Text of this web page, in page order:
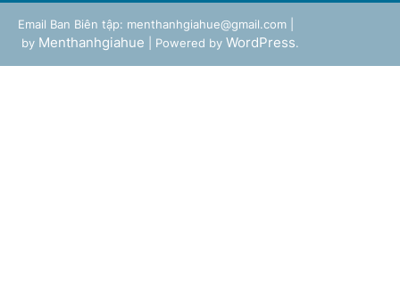
Email Ban Biên tập: menthanhgiahue@gmail.com |
by Menthanhgiahue | Powered by WordPress.